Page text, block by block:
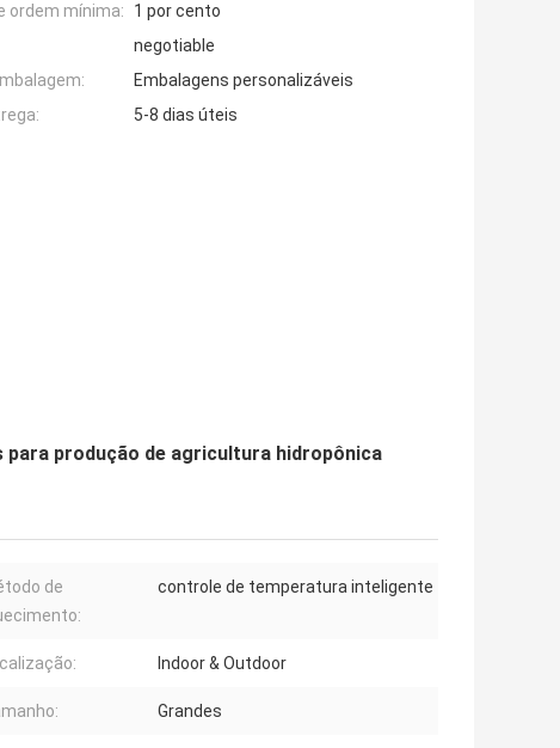
ordem mínima:
1 por cento
negotiable
Embalagens personalizáveis
5-8 dias úteis
produção de agricultura hidropônica
de
controle de temperatura inteligente
Indoor & Outdoor
Grandes